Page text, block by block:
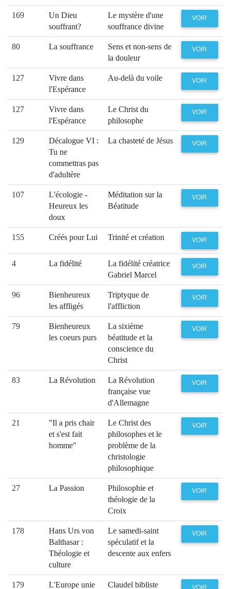
169
Un Dieu
souffrant?
Le mystère d'une
souffrance divine
VOIR
80 La souffrance
Sens et non-sens de
la douleur
VOIR
127
Vivre dans
l'Espérance
Au-delà du voile VOIR
127
Vivre dans
l'Espérance
Le Christ du
philosophe
VOIR
129
Décalogue VI :
Tu ne
commettras pas
d'adultère
La chasteté de Jésus VOIR
107
L'écologie -
Heureux les
doux
Méditation sur la
Béatitude
VOIR
155 Créés pour Lui Trinité et création VOIR
4 La fidélité
La fidélité créatrice
Gabriel Marcel
VOIR
96
Bienheureux
les affligés
Triptyque de
l'affliction
VOIR
79
Bienheureux
les coeurs purs
La sixième
béatitude et la
conscience du
Christ
VOIR
83 La Révolution
La Révolution
française vue
d'Allemagne
VOIR
21
"Il a pris chair
et s'est fait
homme"
Le Christ des
philosophes et le
problème de la
christologie
philosophique
VOIR
27 La Passion
Philosophie et
théologie de la
Croix
VOIR
178
Hans Urs von
Balthasar :
Théologie et
culture
Le samedi-saint
spéculatif et la
descente aux enfers
VOIR
179
L'Europe unie
Claudel bibliste